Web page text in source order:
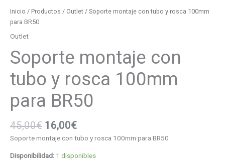
Inicio / Productos / Outlet / Soporte montaje con tubo y rosca 100mm
para BR50
Outlet
Soporte montaje con
tubo y rosca 100mm
para BR50
45,00€ 16,00€
Soporte montaje con tubo y rosca 100mm para BR50
Disponibilidad: 1 disponibles